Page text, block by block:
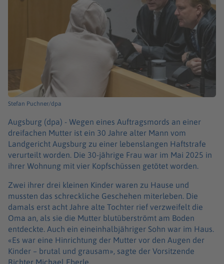
Stefan Puchner/dpa
Augsburg (dpa) - Wegen eines Auftragsmords an einer
dreifachen Mutter ist ein 30 Jahre alter Mann vom
Landgericht Augsburg zu einer lebenslangen Haftstrafe
verurteilt worden. Die 30-jährige Frau war im Mai 2025 in
ihrer Wohnung mit vier Kopfschüssen getötet worden.
Zwei ihrer drei kleinen Kinder waren zu Hause und
mussten das schreckliche Geschehen miterleben. Die
damals erst acht Jahre alte Tochter rief verzweifelt die
Oma an, als sie die Mutter blutüberströmt am Boden
entdeckte. Auch ein eineinhalbjähriger Sohn war im Haus.
«Es war eine Hinrichtung der Mutter vor den Augen der
Kinder – brutal und grausam», sagte der Vorsitzende
Richter Michael Eberle.